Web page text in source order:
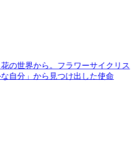
の世界から。フラワーサイクリス
自分」から見つけ出した使命